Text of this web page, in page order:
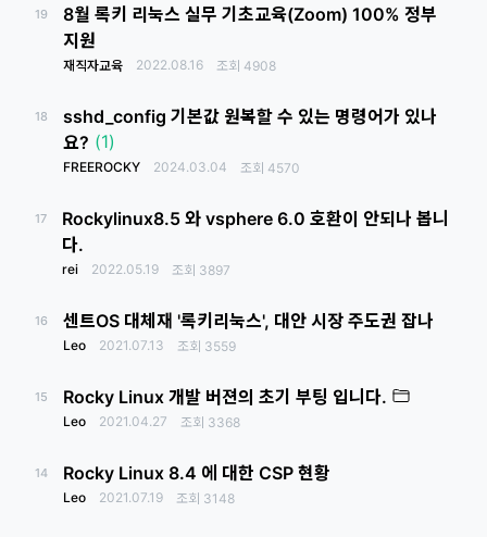
19
8월 록키 리눅스 실무 기초교육(Zoom) 100% 정부
지원
재직자교육 2022.08.16 조회 4908
18
sshd_config 기본값 원복할 수 있는 명령어가 있나
요? (1)
FREEROCKY 2024.03.04 조회 4570
17
Rockylinux8.5 와 vsphere 6.0 호환이 안되나 봅니
다.
rei 2022.05.19 조회 3897
16 센트OS 대체재 '록키리눅스', 대안 시장 주도권 잡나
Leo 2021.07.13 조회 3559
15 Rocky Linux 개발 버젼의 초기 부팅 입니다.
Leo 2021.04.27 조회 3368
14 Rocky Linux 8.4 에 대한 CSP 현황
Leo 2021.07.19 조회 3148